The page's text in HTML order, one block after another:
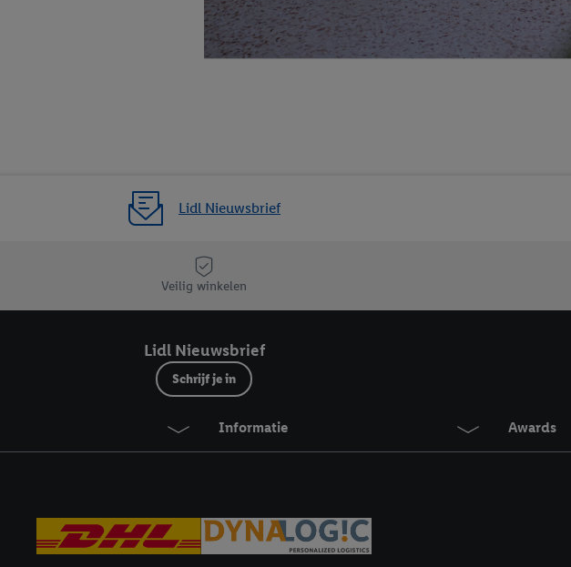
Lidl Nieuwsbrief
Veilig winkelen
Lidl Nieuwsbrief
Schrijf je in
Informatie Awards
van de gegevens en je recht om jouw toestemming op elk gewenst moment in te
Je vindt de impressum voor de Lidl website hier.Klik hier
voor meer informatie